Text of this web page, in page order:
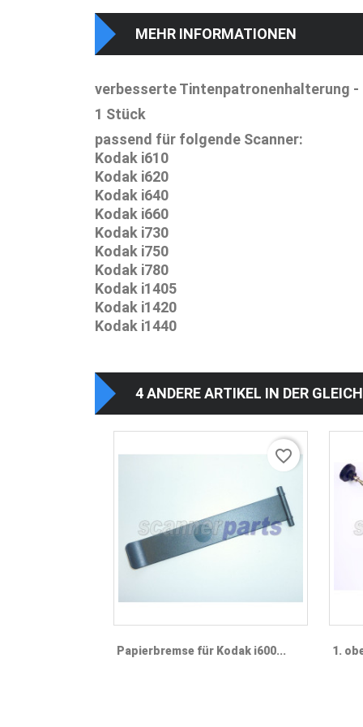
MEHR INFORMATIONEN
verbesserte Tintenpatronenhalterung -
1 Stück
passend für folgende Scanner:
Kodak i610
Kodak i620
Kodak i640
Kodak i660
Kodak i730
Kodak i750
Kodak i780
Kodak i1405
Kodak i1420
Kodak i1440
4 ANDERE ARTIKEL IN DER
Vorschau
Papierbremse für Kodak i600...
favorite_border
1.